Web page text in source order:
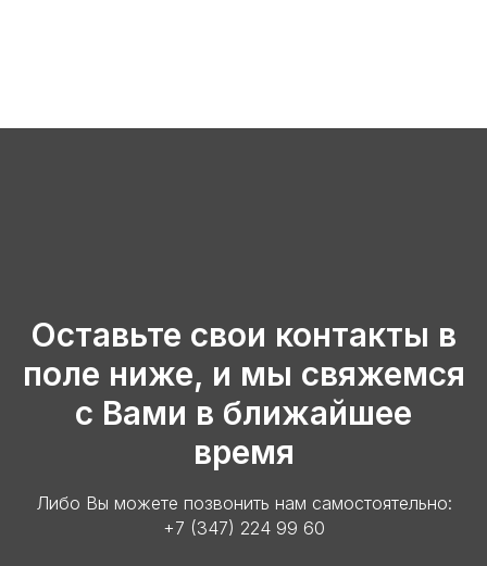
Оставьте свои контакты в
поле ниже, и мы свяжемся
с Вами в ближайшее
время
Либо Вы можете позвонить нам самостоятельно:
+7 (347) 224 99 60